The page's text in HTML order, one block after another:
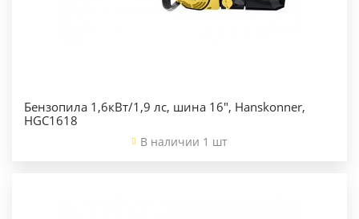
Бензопила 1,6кВт/1,9 лс, шина 16", Hanskonner,
HGC1618
В наличии 1 шт